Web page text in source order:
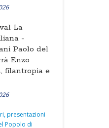
La
-
Paolo del
Enzo
filantropia e